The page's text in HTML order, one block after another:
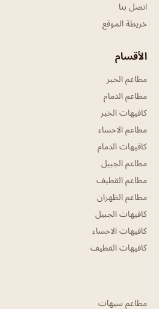
اتصل بنا
خريطة الموقع
الأقسام
مطاعم الخبر
مطاعم الدمام
كافيهات الخبر
مطاعم الاحساء
كافيهات الدمام
مطاعم الجبيل
مطاعم القطيف
مطاعم الظهران
كافيهات الجبيل
كافيهات الاحساء
كافيهات القطيف
مطاعم سيهات